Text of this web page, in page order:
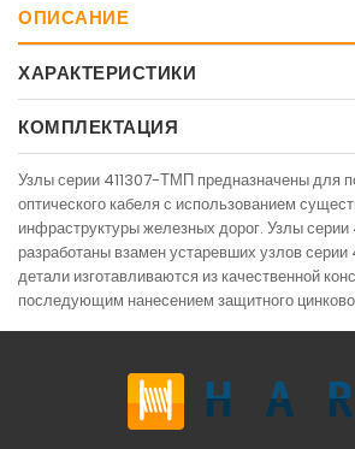
ОПИСАНИЕ
ХАРАКТЕРИСТИКИ
КОМПЛЕКТАЦИЯ
Узлы серии 411307-ТМП предназначены для
оптического кабеля с использованием
инфраструктуры железных дорог. Узлы
разработаны взамен устаревших узлов
детали изготавливаются из качественной
последующим нанесением защитного